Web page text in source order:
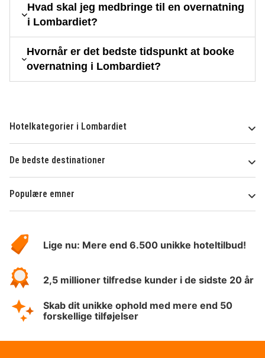
Hvad skal jeg medbringe til en overnatning
i Lombardiet?
Hvornår er det bedste tidspunkt at booke
overnatning i Lombardiet?
Hotelkategorier i Lombardiet
De bedste destinationer
Populære emner
HotelSpecials
Lige nu: Mere end 6.500 unikke hoteltilbud!
2,5 millioner tilfredse kunder i de sidste 20 år
Skab dit unikke ophold med mere end 50
forskellige tilføjelser